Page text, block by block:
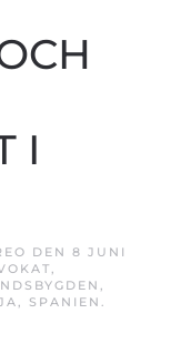
I
DEN 8 JUNI
,
,
, SPANIEN .